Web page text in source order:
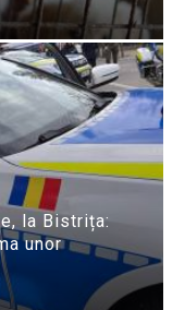
la Bistrița:
unor